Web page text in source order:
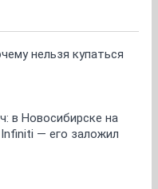
нельзя купаться
в Новосибирске на
— его заложил